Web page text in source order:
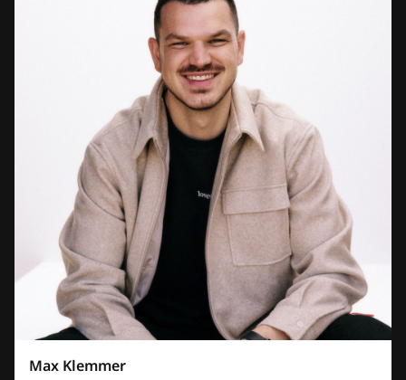
Max Klemmer